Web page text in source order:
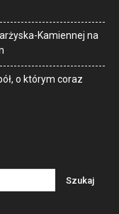
Kamiennej na
o którym coraz